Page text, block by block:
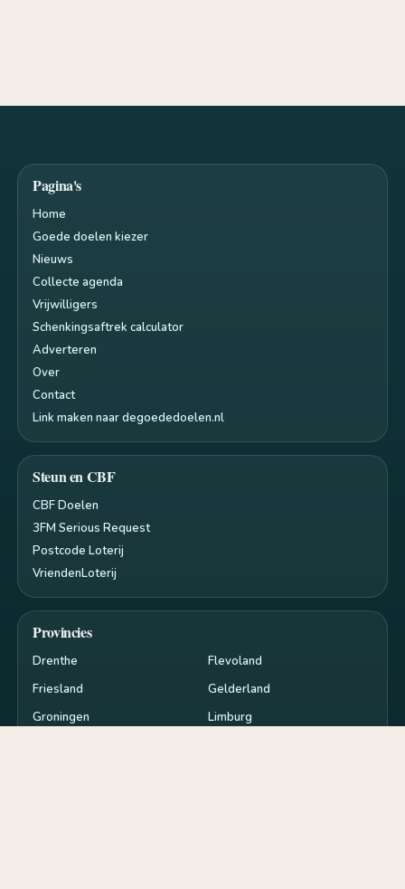
Pagina's
Home
Goede doelen kiezer
Nieuws
Collecte agenda
Vrijwilligers
Schenkingsaftrek calculator
Adverteren
Over
Contact
Link maken naar degoededoelen.nl
Steun en CBF
CBF Doelen
3FM Serious Request
Postcode Loterij
VriendenLoterij
Provincies
Drenthe
Flevoland
Friesland
Gelderland
Groningen
Limburg